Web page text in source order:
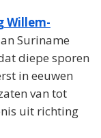
Willem-
Suriname
diepe sporen
in eeuwen
van tot
uit richting